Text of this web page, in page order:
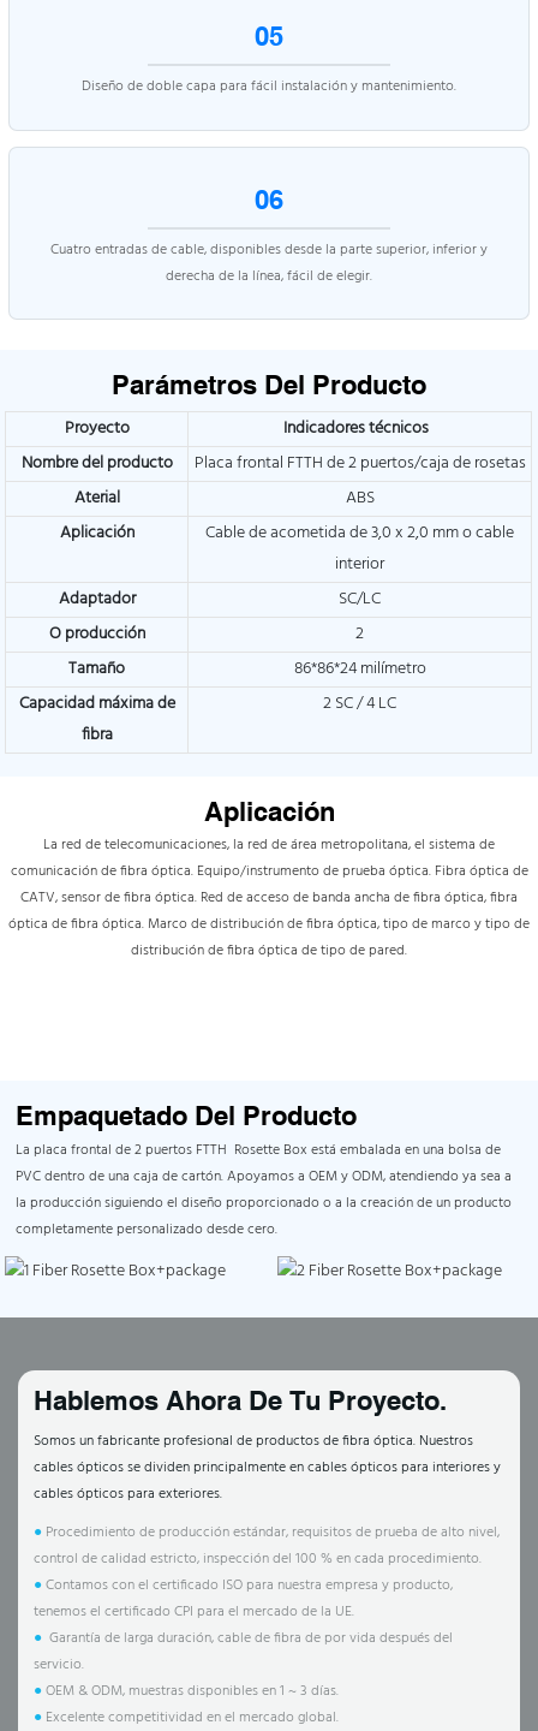
05
Diseño de doble capa para fácil instalación y mantenimiento.
06
Cuatro entradas de cable, disponibles desde la parte superior, inferior y
derecha de la línea, fácil de elegir.
Parámetros Del Producto
Proyecto
Indicadores técnicos
Nombre del producto
Placa frontal FTTH de 2 puertos/caja de rosetas
Aterial
ABS
Aplicación
Cable de acometida de 3,0 x 2,0 mm o cable
interior
Adaptador
SC/LC
Oproducción
2
Tamaño
86*86*24 milímetro
Capacidad máxima de
fibra
2 SC / 4 LC
Aplicación
La red de telecomunicaciones, la red de área metropolitana, el sistema de
comunicación de fibra óptica. Equipo/instrumento de prueba óptica. Fibra óptica de
CATV, sensor de fibra óptica. Red de acceso de banda ancha de fibra óptica, fibra
óptica de fibra óptica. Marco de distribución de fibra óptica, tipo de marco y tipo de
distribución de fibra óptica de tipo de pared.
Empaquetado Del Producto
La placa frontal de 2 puertos FTTH Rosette Box está embalada en una bolsa de
PVC dentro de una caja de cartón. Apoyamos a OEM y ODM, atendiendo ya sea a
la producción siguiendo el diseño proporcionado o a la creación de un producto
completamente personalizado desde cero.
Hablemos Ahora De Tu Proyecto.
Somos un fabricante profesional de productos de fibra óptica. Nuestros
cables ópticos se dividen principalmente en cables ópticos para interiores y
cables ópticos para exteriores.
● Procedimiento de producción estándar, requisitos de prueba de alto nivel,
control de calidad estricto, inspección del 100 % en cada procedimiento.
●Contamos con el certificado ISO para nuestra empresa y producto,
tenemos el certificado CPI para el mercado de la UE.
● Garantía de larga duración, cable de fibra de por vida después del
servicio.
●OEM & ODM, muestras disponibles en 1 ~ 3 días.
● Excelente competitividad en el mercado global.